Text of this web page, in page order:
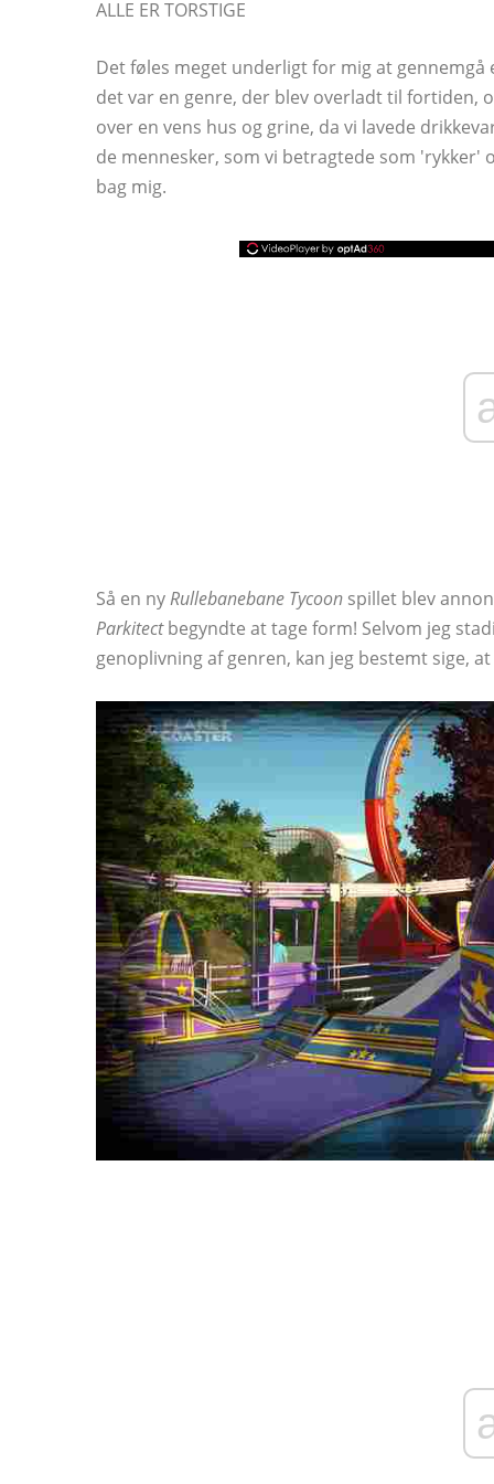
ALLE ER TORSTIGE
Det føles meget underligt for mig at gennemgå
det var en genre, der blev overladt til fortiden,
over en vens hus og grine, da vi lavede
de mennesker, som vi betragtede som 'rykker'
bag mig.
Så en nyRullebanebane Tycoon spillet blev
Parkitectbegyndte at tage form! Selvom jeg
genoplivning af genren, kan jeg bestemt sige,